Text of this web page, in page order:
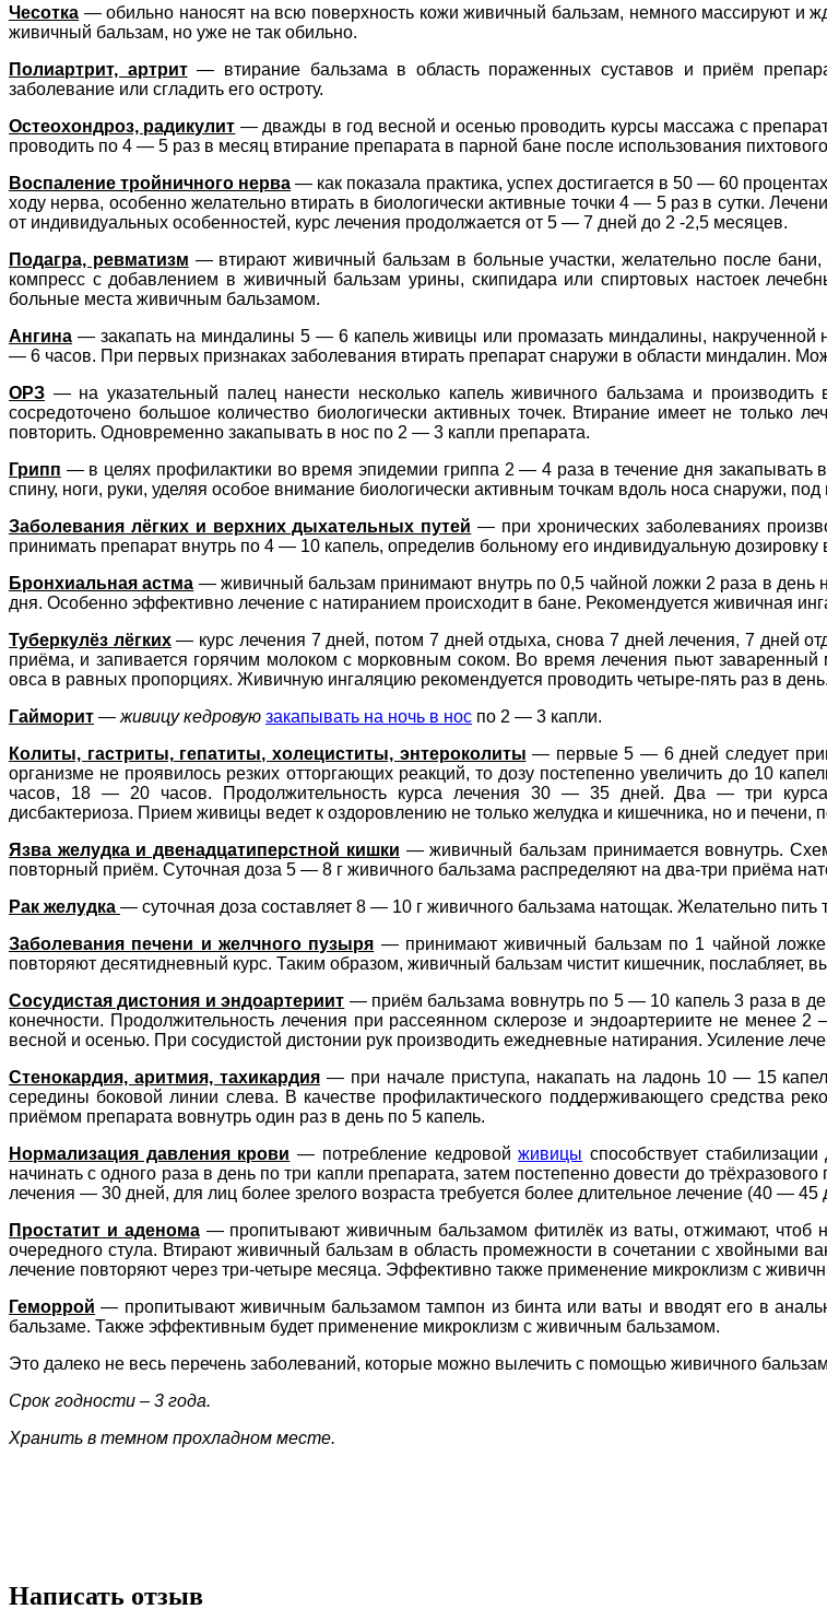
Чесотка — обильно наносят на всю поверхность кожи живичный бальзам, немного массируют и
живичный бальзам, но уже не так обильно.
Полиартрит, артрит — втирание бальзама в область пораженных суставов и приём
заболевание или сгладить его остроту.
Остеохондроз, радикулит — дважды в год весной и осенью проводить курсы массажа с
проводить по 4 — 5 раз в месяц втирание препарата в парной бане после использования
Воспаление тройничного нерва — как показала практика, успех достигается в 50 — 60
ходу нерва, особенно желательно втирать в биологически активные точки 4 — 5 раз в сутки.
от индивидуальных особенностей, курс лечения продолжается от 5 — 7 дней до 2 -2,5 месяцев.
Подагра, ревматизм — втирают живичный бальзам в больные участки, желательно после
компресс с добавлением в живичный бальзам урины, скипидара или спиртовых настоек
больные места живичным бальзамом.
Ангина — закапать на миндалины 5 — 6 капель живицы или промазать миндалины, накрученной
— 6 часов. При первых признаках заболевания втирать препарат снаружи в области миндалин.
ОРЗ — на указательный палец нанести несколько капель живичного бальзама и
сосредоточено большое количество биологически активных точек. Втирание имеет не только
повторить. Одновременно закапывать в нос по 2 — 3 капли препарата.
Грипп — в целях профилактики во время эпидемии гриппа 2 — 4 раза в течение дня закапывать
спину, ноги, руки, уделяя особое внимание биологически активным точкам вдоль носа снаружи,
Заболевания лёгких и верхних дыхательных путей — при хронических заболеваниях
принимать препарат внутрь по 4 — 10 капель, определив больному его индивидуальную дозировку
Бронхиальная астма — живичный бальзам принимают внутрь по 0,5 чайной ложки 2 раза в
дня. Особенно эффективно лечение с натиранием происходит в бане. Рекомендуется живичная
Туберкулёз лёгких— курс лечения 7 дней, потом 7 дней отдыха, снова 7 дней лечения, 7 дней
приёма, и запивается горячим молоком с морковным соком. Во время лечения пьют
овса в равных пропорциях. Живичную ингаляцию рекомендуется проводить четыре-пять раз в день.
Гайморит — живицу кедровую закапывать на ночь в нос по 2 — 3 капли.
Колиты, гастриты, гепатиты, холециститы, энтероколиты — первые 5 — 6 дней следует
организме не проявилось резких отторгающих реакций, то дозу постепенно увеличить до 10
часов, 18 — 20 часов. Продолжительность курса лечения 30 — 35 дней. Два — три курса
дисбактериоза. Прием живицы ведет к оздоровлению не только желудка и кишечника, но и печени,
Язва желудка и двенадцатиперстной кишки — живичный бальзам принимается вовнутрь.
повторный приём. Суточная доза 5 — 8 г живичного бальзама распределяют на два-три приёма
Рак желудка — суточная доза составляет 8 — 10 г живичного бальзама натощак. Желательно пить
Заболевания печени и желчного пузыря — принимают живичный бальзам по 1 чайной
повторяют десятидневный курс. Таким образом, живичный бальзам чистит кишечник, послабляет,
Сосудистая дистония и эндоартериит — приём бальзама вовнутрь по 5 — 10 капель 3 раза в
конечности. Продолжительность лечения при рассеянном склерозе и эндоартериите не
весной и осенью. При сосудистой дистонии рук производить ежедневные натирания. Усиление
Стенокардия, аритмия, тахикардия — при начале приступа, накапать на ладонь 10 — 15
середины боковой линии слева. В качестве профилактического поддерживающего средства
приёмом препарата вовнутрь один раз в день по 5 капель.
Нормализация давления крови — потребление кедровойживицы способствует
начинать с одного раза в день по три капли препарата, затем постепенно довести до
лечения — 30 дней, для лиц более зрелого возраста требуется более длительное лечение (40 —
Простатит и аденома— пропитывают живичным бальзамом фитилёк из ваты, отжимают, чтоб
очередного стула. Втирают живичный бальзам в область промежности в сочетании с хвойными
лечение повторяют через три-четыре месяца. Эффективно также применение микроклизм с
Геморрой — пропитывают живичным бальзамом тампон из бинта или ваты и вводят его в
бальзаме. Также эффективным будет применение микроклизм с живичным бальзамом.
Это далеко не весь перечень заболеваний, которые можно вылечить с помощью живичного
Срок годности – 3 года.
Хранить в темном прохладном месте.
Написать отзыв